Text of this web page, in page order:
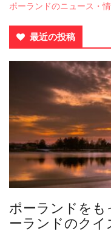
ポーランドのニュース・
最近の投稿
ポーランドを
ーランドのクイ